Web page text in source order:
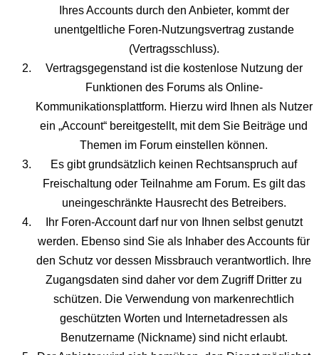
Ihres Accounts durch den Anbieter, kommt der
unentgeltliche Foren-Nutzungsvertrag zustande
(Vertragsschluss).
Vertragsgegenstand ist die kostenlose Nutzung der
Funktionen des Forums als Online-
Kommunikationsplattform. Hierzu wird Ihnen als Nutzer
ein „Account“ bereitgestellt, mit dem Sie Beiträge und
Themen im Forum einstellen können.
Es gibt grundsätzlich keinen Rechtsanspruch auf
Freischaltung oder Teilnahme am Forum. Es gilt das
uneingeschränkte Hausrecht des Betreibers.
Ihr Foren-Account darf nur von Ihnen selbst genutzt
werden. Ebenso sind Sie als Inhaber des Accounts für
den Schutz vor dessen Missbrauch verantwortlich. Ihre
Zugangsdaten sind daher vor dem Zugriff Dritter zu
schützen. Die Verwendung von markenrechtlich
geschützten Worten und Internetadressen als
Benutzername (Nickname) sind nicht erlaubt.